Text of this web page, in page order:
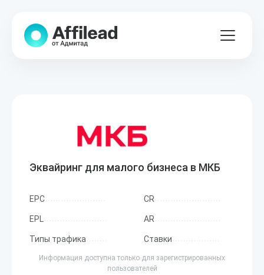
Эквайринг для малого бизнеса в МКБ
EPC CR
EPL AR
Типы трафика Ставки
Информация доступна только для зарегистрированных
пользователей